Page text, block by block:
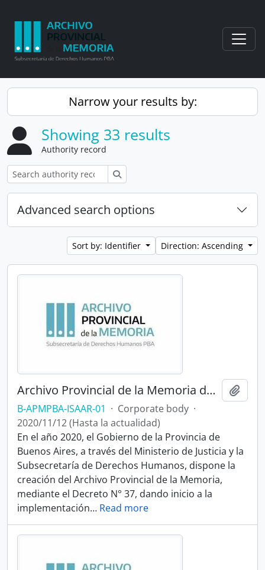
Narrow your results by:
Showing 33 results
Authority record
Advanced search options
Sort by: Identifier Direction: Ascending
Archivo Provincial de la Memoria de la Provincia de Buenos Aires
B-APMPBA-ISAAR-01 · Corporate body ·
2020/11/12 (Hasta la actualidad)
En el año 2020, el Gobierno de la Provincia de
Buenos Aires, a través del Ministerio de Justicia y la
Subsecretaría de Derechos Humanos, dispone la
creación del Archivo Provincial de la Memoria,
mediante el Decreto N° 37, dando inicio a la
implementación… Read more